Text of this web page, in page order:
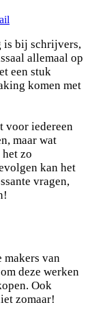
is bij schrijvers,
allemaal op
een stuk
komen met
voor iedereen
maar wat
zo
kan het
vragen,
makers van
deze werken
Ook
zomaar!